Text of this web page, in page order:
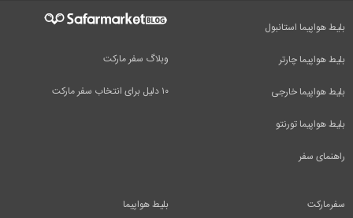
وبلاگ سفر مارکت
۱۰ دلیل برای انتخاب سفر مارکت
بلیط هواپیما استانبول
بلیط هواپیما چارتر
بلیط هواپیما خارجی
بلیط هواپیما تورنتو
راهنمای سفر
بلیط هواپیما سفرمارکت